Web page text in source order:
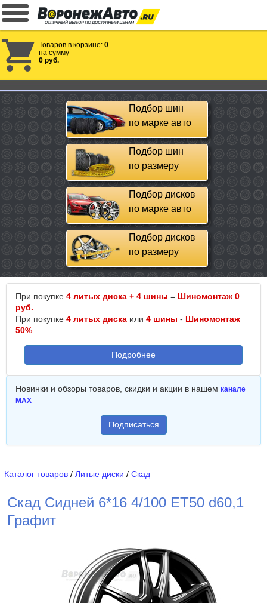
Товаров в корзине: 0
на сумму
0 руб.
Подбор шин
по марке авто
Подбор шин
по размеру
Подбор дисков
по марке авто
Подбор дисков
по размеру
При покупке 4 литых диска + 4 шины = Шиномонтаж 0
руб.
При покупке 4 литых диска или 4 шины - Шиномонтаж
50%
Подробнее
Новинки и обзоры товаров, скидки и акции в нашем канале
MAX
Подписаться
Каталог товаров / Литые диски / Скад
Скад Сидней 6*16 4/100 ET50 d60,1
Графит